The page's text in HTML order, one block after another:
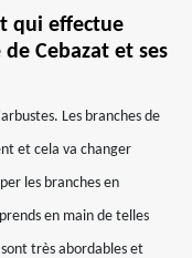
qui effectue
Cebazat et ses
Les branches de
et cela va changer
les branches en
en main de telles
très abordables et